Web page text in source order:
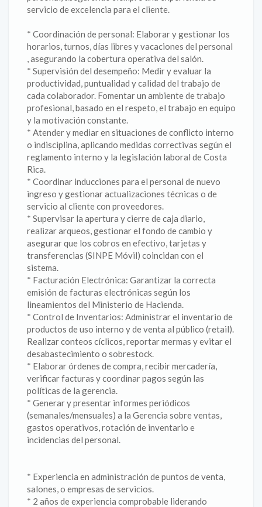
servicio de excelencia para el cliente.
* Coordinación de personal: Elaborar y gestionar los
horarios, turnos, días libres y vacaciones del personal
, asegurando la cobertura operativa del salón.
* Supervisión del desempeño: Medir y evaluar la
productividad, puntualidad y calidad del trabajo de
cada colaborador. Fomentar un ambiente de trabajo
profesional, basado en el respeto, el trabajo en equipo
y la motivación constante.
* Atender y mediar en situaciones de conflicto interno
o indisciplina, aplicando medidas correctivas según el
reglamento interno y la legislación laboral de Costa
Rica.
* Coordinar inducciones para el personal de nuevo
ingreso y gestionar actualizaciones técnicas o de
servicio al cliente con proveedores.
* Supervisar la apertura y cierre de caja diario,
realizar arqueos, gestionar el fondo de cambio y
asegurar que los cobros en efectivo, tarjetas y
transferencias (SINPE Móvil) coincidan con el
sistema.
* Facturación Electrónica: Garantizar la correcta
emisión de facturas electrónicas según los
lineamientos del Ministerio de Hacienda.
* Control de Inventarios: Administrar el inventario de
productos de uso interno y de venta al público (retail).
Realizar conteos cíclicos, reportar mermas y evitar el
desabastecimiento o sobrestock.
* Elaborar órdenes de compra, recibir mercadería,
verificar facturas y coordinar pagos según las
políticas de la gerencia.
* Generar y presentar informes periódicos
(semanales/mensuales) a la Gerencia sobre ventas,
gastos operativos, rotación de inventario e
incidencias del personal.
* Experiencia en administración de puntos de venta,
salones, o empresas de servicios.
* 2 años de experiencia comprobable liderando